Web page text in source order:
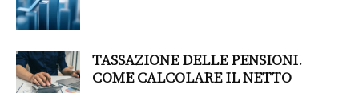
TASSAZIONE DELLE PENSIONI.
COME CALCOLARE IL NETTO